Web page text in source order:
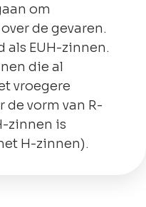
om
de gevaren.
als EUH-zinnen.
die al
vroegere
de vorm van R-
zinnen is
H-zinnen).